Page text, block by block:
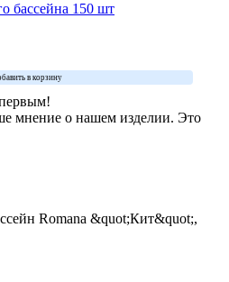
бассейна 150 шт
в корзину
мнение о нашем изделии. Это
Romana &quot;Кит&quot;,